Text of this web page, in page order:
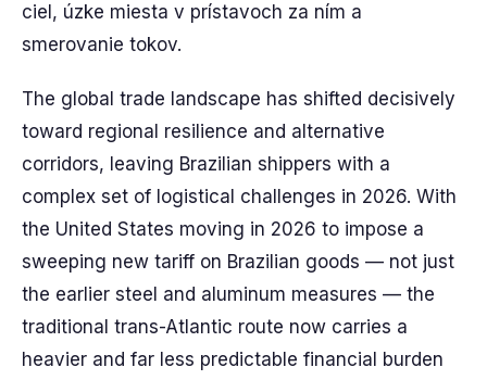
ciel, úzke miesta v prístavoch za ním a
smerovanie tokov.
The global trade landscape has shifted decisively
toward regional resilience and alternative
corridors, leaving Brazilian shippers with a
complex set of logistical challenges in 2026. With
the United States moving in 2026 to impose a
sweeping new tariff on Brazilian goods — not just
the earlier steel and aluminum measures — the
traditional trans-Atlantic route now carries a
heavier and far less predictable financial burden